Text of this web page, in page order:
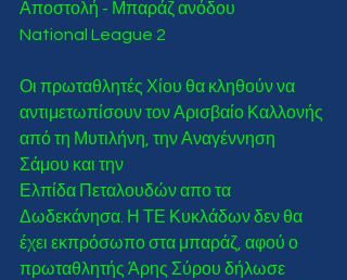
Αποστολή - Μπαράζ ανόδου
National League 2
Οι πρωταθλητές Χίου θα κληθούν να
αντιμετωπίσουν τον Αρισβαίο Καλλονής
από τη Μυτιλήνη, την Αναγέννηση
Σάμου και την
Ελπίδα Πεταλουδών απο τα
Δωδεκάνησα. Η ΤΕ Κυκλάδων δεν θα
έχει εκπρόσωπο στα μπαράζ, αφού ο
πρωταθλητής Άρης Σύρου δήλωσε